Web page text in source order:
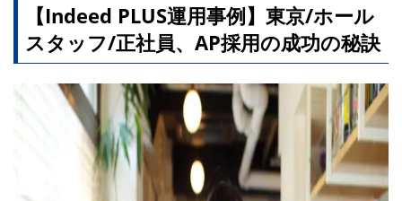
【Indeed PLUS運用事例】東京/ホール
スタッフ/正社員、AP採用の成功の秘訣